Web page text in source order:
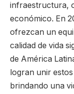
infraestructura,
económico. En
ofrezcan un
calidad de vida
de América
logran unir
brindando una